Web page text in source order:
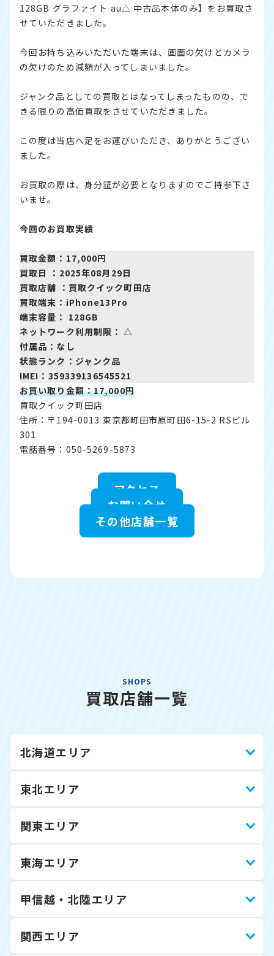
128GB グラファイト au△ 中古品本体のみ】をお買取さ
せていただきました。
今回お持ち込みいただいた端末は、画面の欠けとカメラ
の欠けのため減額が入ってしまいました。
ジャンク品としての買取とはなってしまったものの、で
きる限りの高価買取をさせていただきました。
この度は当店へ足をお運びいただき、ありがとうござい
ました。
お買取の際は、身分証が必要となりますのでご持参下さ
いませ。
今回のお買取実績
買取金額：17,000円
買取日 ：2025年08月29日
買取店舗 ： 買取クイック町田店
買取端末：iPhone13Pro
端末容量： 128GB
ネットワーク利用制限： △
付属品：なし
状態ランク：ジャンク品
IMEI：359339136545521
お買い取り金額：17,000円
買取クイック町田店
住所：〒194-0013 東京都町田市原町田6-15-2 RSビル
301
電話番号：050-5269-5873
アクセス
お問い合せ
その他店舗一覧
SHOPS
買取店舗一覧
北海道エリア
東北エリア
関東エリア
東海エリア
甲信越・北陸エリア
関西エリア